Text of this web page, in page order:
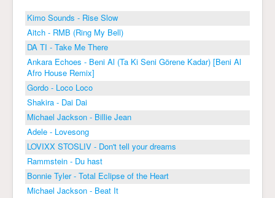
Kimo Sounds - Rise Slow
Aitch - RMB (Ring My Bell)
DA TI - Take Me There
Ankara Echoes - Beni Al (Ta Ki Seni Görene Kadar) [Beni Al
Afro House Remix]
Gordo - Loco Loco
Shakira - Dai Dai
Michael Jackson - Billie Jean
Adele - Lovesong
LOVIXX STOSLIV - Don't tell your dreams
Rammstein - Du hast
Bonnie Tyler - Total Eclipse of the Heart
Michael Jackson - Beat It